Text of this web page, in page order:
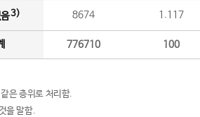
3) 8674 1.117
776710 100
은 층위로 처리함.
을 말함.